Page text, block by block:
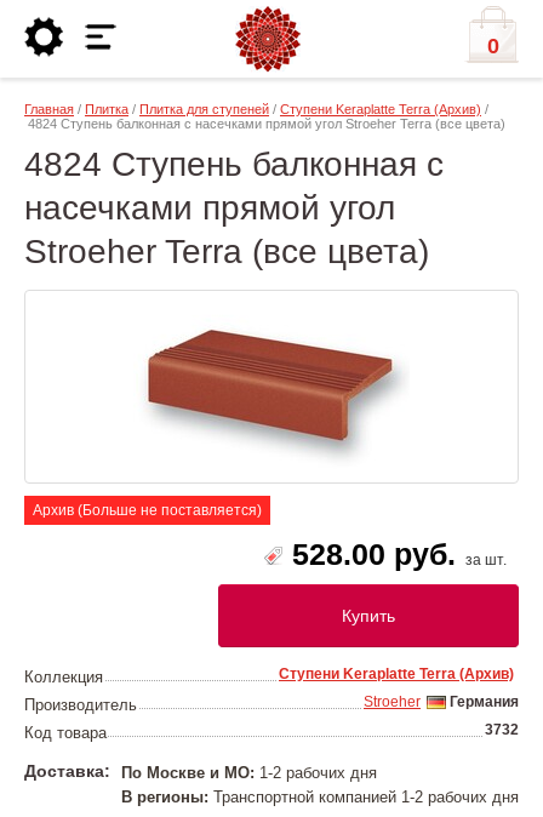
0
Главная / Плитка / Плитка для ступеней / Ступени Keraplatte Terra (Архив) /
4824 Ступень балконная с насечками прямой угол Stroeher Terra (все цвета)
4824 Ступень балконная с
насечками прямой угол
Stroeher Terra (все цвета)
Архив (Больше не поставляется)
528.00 руб. за шт.
Купить
Коллекция Ступени Keraplatte Terra (Архив)
Производитель Германия
Stroeher
Код товара 3732
Доставка: По Москве и МО: 1-2 рабочих дня
В регионы: Транспортной компанией 1-2 рабочих дня